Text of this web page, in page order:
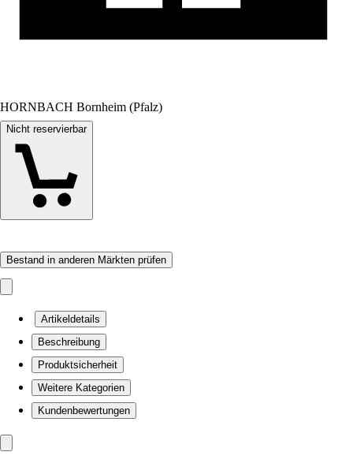
HORNBACH Bornheim (Pfalz)
Nicht reservierbar
Bestand in anderen Märkten prüfen
Artikeldetails
Beschreibung
Produktsicherheit
Weitere Kategorien
Kundenbewertungen